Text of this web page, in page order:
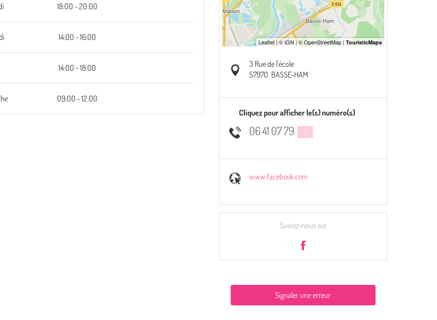
18:00 - 20:00
14:00 - 16:00
14:00 - 18:00
09:00 - 12:00
3 Rue de l'école
57970 BASSE-HAM
Cliquez pour afficher le(s) numéro(s)
06 41 07 79 ▒▒
www.facebook.com
Suivez-nous sur
Signaler une erreur